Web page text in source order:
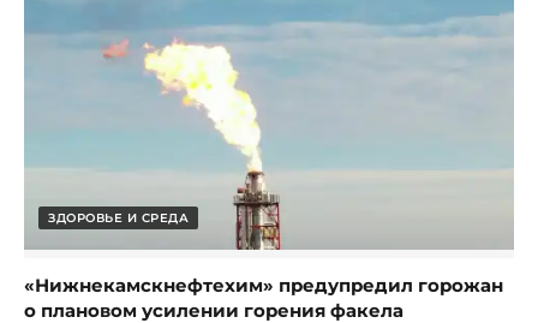
ЗДОРОВЬЕ И СРЕДА
«Нижнекамскнефтехим» предупредил горожан
о плановом усилении горения факела